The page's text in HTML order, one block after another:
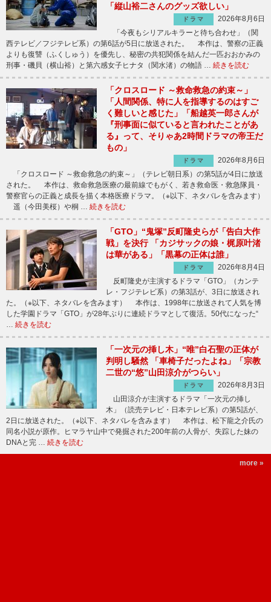
「縦山裕二さんのグッズ欲しい」
ドラマ
2026年8月6日
「今夜もシリアルキラーと待ち合わせ」（関
西テレビ／フジテレビ系）の第6話が5日に放送された。 本作は、警察の正義
よりも復讐（ふくしゅう）を優先し、秘密の共犯関係を結んだ一匹おおかみの
刑事・磯貝（横山裕）と第六感女子ヒナタ（関水渚）の物語 … 続きを読む
「クロスロード ～救命救急の約束～」
「人間関係、特に人を指導するのはすご
く難しいと感じた」「船越英一郎さんが
『刑事面に似ていると言われたことがあ
る』って、そりゃあ2時間ドラマの帝王だ
もの」
ドラマ
2026年8月6日
「クロスロード ～救命救急の約束～」（テレビ朝日系）の第5話が4日に放送
された。 本作は、救命救急医療の最前線でもがく、若き救命医・救急隊員・
警察官らの正義と成長を描く本格医療ドラマ。（※以下、ネタバレを含みます）
遥（今田美桜）や桐 … 続きを読む
「GTO」“鬼塚”反町隆史らが「告白大作
戦」を決行 「カジサックの娘・梶原叶渚
は華がある」「黒幕の正体は誰」
ドラマ
2026年8月4日
反町隆史が主演するドラマ「GTO」（カンテ
レ・フジテレビ系）の第3話が、3日に放送され
た。（※以下、ネタバレを含みます） 本作は、1998年に放送されて人気を博
した学園ドラマ「GTO」が28年ぶりに連続ドラマとして復活。50代になった“
続きを読む
「一次元の挿し木」“唯”白石聖の正体が
判明し騒然 「車椅子だったよね」「宗教
二世の“悠”山田涼介がつらい」
ドラマ
2026年8月3日
山田涼介が主演するドラマ「一次元の挿し
木」（読売テレビ・日本テレビ系）の第5話が、
2日に放送された。（※以下、ネタバレを含みます） 本作は、松下龍之介氏の
同名小説が原作。ヒマラヤ山中で発掘された200年前の人骨が、失踪した妹の
DNAと完 … 続きを読む
more »